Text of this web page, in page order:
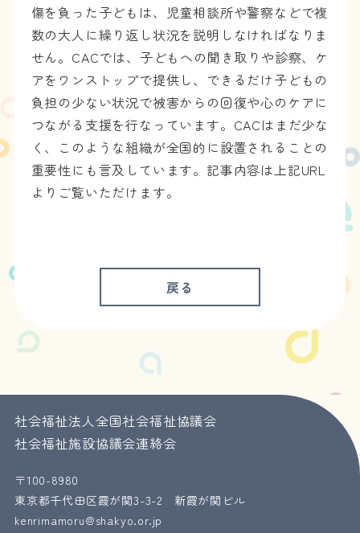
傷を負った子どもは、児童相談所や警察などで複
数の大人に繰り返し状況を説明しなければなりま
せん。CACでは、子どもへの聞き取りや診察、ケ
アをワンストップで提供し、できるだけ子どもの
負担の少ない状況で被害からの回復や心のケアに
つながる支援を行なっています。CACはまだ少な
く、このような組織が全国的に設置されることの
重要性にも言及しています。記事内容は上記URL
よりご覧いただけます。
戻る
社会福祉法人全国社会福祉協議会
社会福祉施設協議会連絡会
〒100-8980
東京都千代田区霞が関3-3-2 新霞が関ビル
kenrimamoru@shakyo.or.jp